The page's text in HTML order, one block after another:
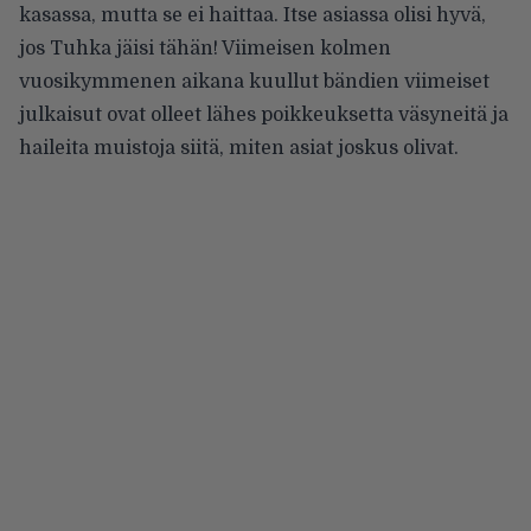
kasassa, mutta se ei haittaa. Itse asiassa olisi hyvä,
jos Tuhka jäisi tähän! Viimeisen kolmen
vuosikymmenen aikana kuullut bändien viimeiset
julkaisut ovat olleet lähes poikkeuksetta väsyneitä ja
haileita muistoja siitä, miten asiat joskus olivat.